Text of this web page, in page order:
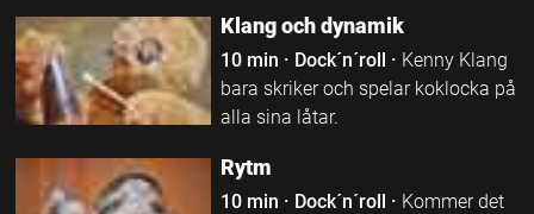
Klang och dynamik
10 min · Dock´n´roll · Kenny Klang
bara skriker och spelar koklocka på
alla sina låtar.
Rytm
10 min · Dock´n´roll · Kommer det